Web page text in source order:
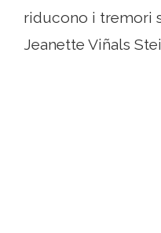
riducono i tremori
Jeanette Viñals